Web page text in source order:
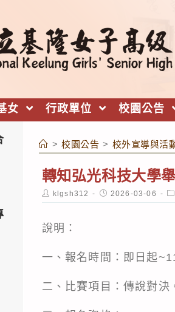
女 行政單位 校園公告
> 校園公告 > 校外宣導與活
轉知弘光科技大學
Post
author:
klgsh312
Post
published:
2026-03-06
說明：
一、報名時間：即日起
二、比賽項目：傳說對決